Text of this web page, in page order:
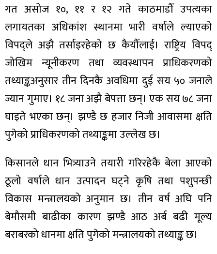
गत असोज १०, ११ र १२ गते काठमाडौँ उपत्यका
लगायतका अधिकांश स्थानमा भारी वर्षाले ल्याएको
विपद्ले अझै तर्साइरहेको छ कैयौँलाई। राष्ट्रिय विपद्
जोखिम न्यूनीकरण तथा व्यवस्थापन प्राधिकरणको
तथ्याङ्कअनुसार तीन दिनकै अवधिमा दुई सय ५० जनाले
ज्यान गुमाए। १८ जना अझै बेपत्ता छन्। एक सय ७८ जना
घाइते भएका छन्। झण्डै छ हजार निजी आवासमा क्षति
पुगेको प्राधिकरणको तथ्याङ्कमा उल्लेख छ।
किसानले धान भित्र्याउने तयारी गरिरहेकै बेला आएको
ठूलो वर्षाले धान उत्पादन घट्ने कृषि तथा पशुपन्छी
विकास मन्त्रालयको अनुमान छ। तीन वर्ष अघि पनि
बेमौसमी बाढीका कारण झण्डै आठ अर्ब बढी मूल्य
बराबरको धानमा क्षति पुगेको मन्त्रालयको तथ्याङ्क छ।